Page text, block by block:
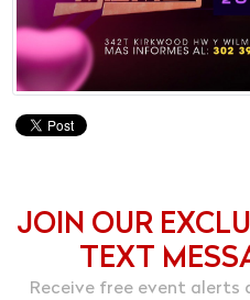
JOIN OUR
TEXT
Receive free event alerts